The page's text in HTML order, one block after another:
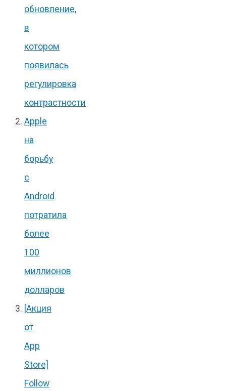
обновление,
в
котором
появилась
регулировка
контрастности
Apple
на
борьбу
с
Android
потратила
более
100
миллионов
долларов
[Акция
от
App
Store]
Follow